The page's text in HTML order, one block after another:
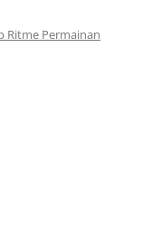
Ritme Permainan